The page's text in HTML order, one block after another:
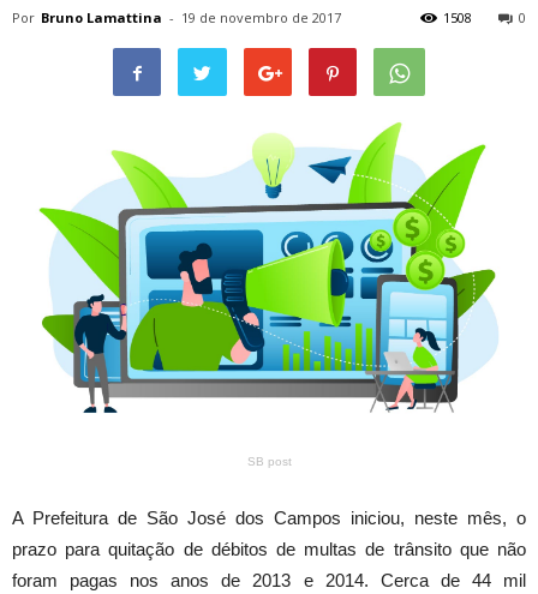
Por Bruno Lamattina - 19 de novembro de 2017 0
1508
SB post
A Prefeitura de São José dos Campos iniciou, neste mês, o
prazo para quitação de débitos de multas de trânsito que não
foram pagas nos anos de 2013 e 2014. Cerca de 44 mil